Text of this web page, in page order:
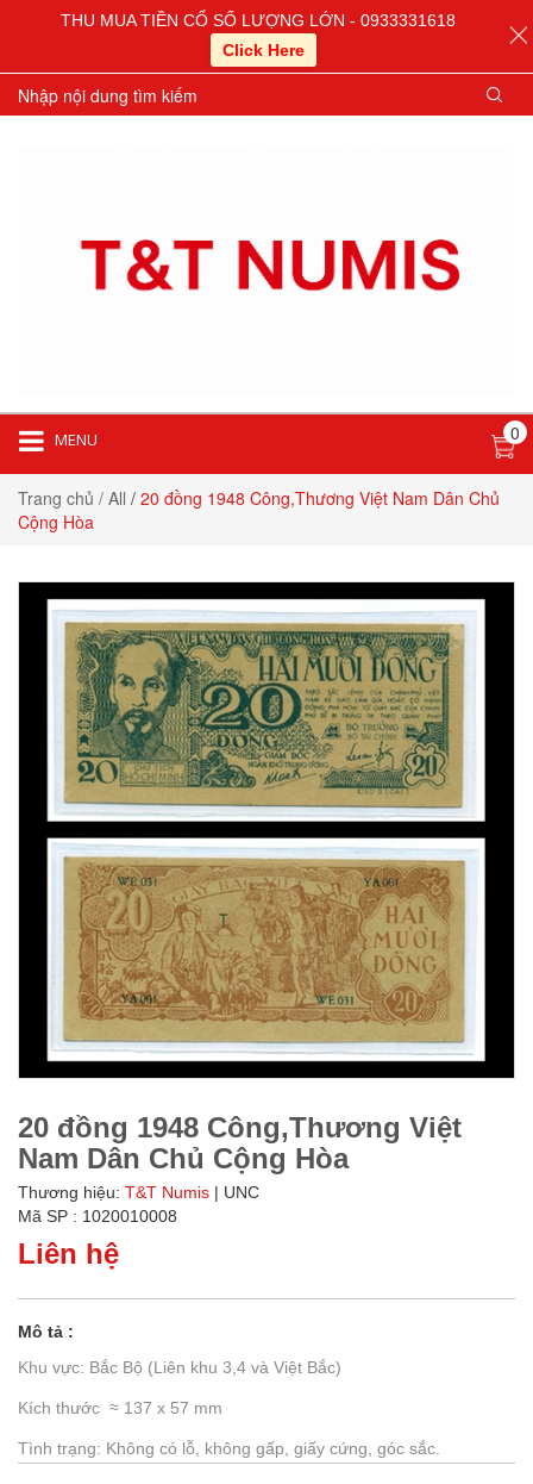
MENU 0
Trang chủ / All / 20 đồng 1948 Công,Thương Việt Nam Dân Chủ
Cộng Hòa
20 đồng 1948 Công,Thương Việt
Nam Dân Chủ Cộng Hòa
Thương hiệu: T&T Numis | UNC
Mã SP : 1020010008
Liên hệ
Mô tả :
Khu vực: Bắc Bộ (Liên khu 3,4 và Việt Bắc)
Kích thước ≈ 137 x 57 mm
Tình trạng: Không có lỗ, không gấp, giấy cứng, góc sắc.
THU MUA TIỀN CỔ SỐ LƯỢNG LỚN - 0933331618
Click Here